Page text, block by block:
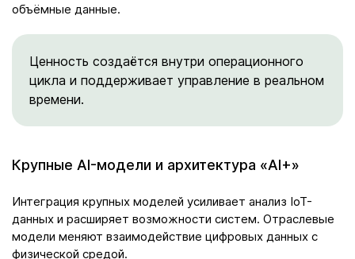
объёмные данные.
Ценность создаётся внутри операционного
цикла и поддерживает управление в реальном
времени.
Крупные AI-модели и архитектура «AI+»
Интеграция крупных моделей усиливает анализ IoT-
данных и расширяет возможности систем. Отраслевые
модели меняют взаимодействие цифровых данных с
физической средой.